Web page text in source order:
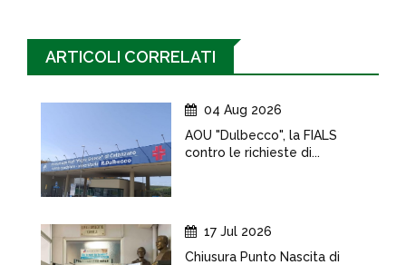
ARTICOLI CORRELATI
04 Aug 2026
AOU "Dulbecco", la FIALS
contro le richieste di...
17 Jul 2026
Chiusura Punto Nascita di